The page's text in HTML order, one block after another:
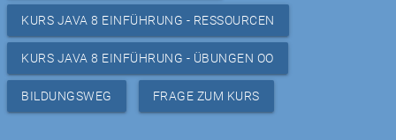
KURS JAVA 8 EINFÜHRUNG - RESSOURCEN
KURS JAVA 8 EINFÜHRUNG - ÜBUNGEN OO
BILDUNGSWEG FRAGE ZUM KURS